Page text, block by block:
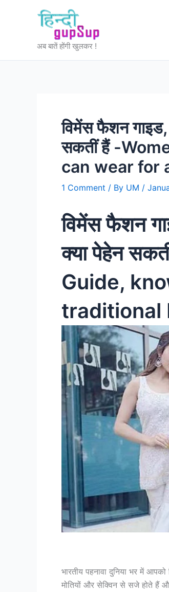
अब बातें होंगी खुलकर !
विमेंस फैशन
सकतीं हैं -
can wear for
1 Comment / By UM /
विमेंस फैशन
क्या पेहेन
Guide,
traditional
भारतीय पहनावा दुनिया भर में
मोतियों और सेक्विन से सजे होते हैं